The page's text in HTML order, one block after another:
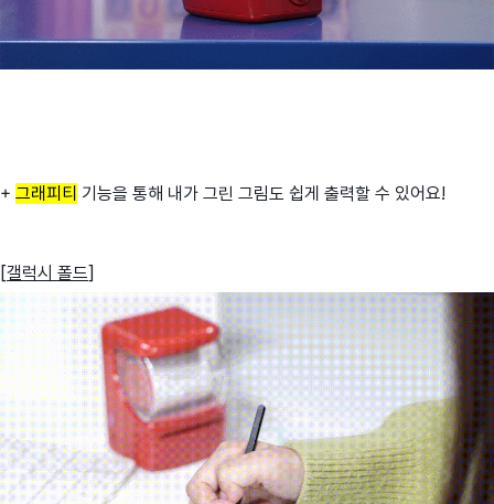
+ 그래피티 기능을 통해 내가 그린 그림도 쉽게 출력할 수 있어요!
[갤럭시 폴드]